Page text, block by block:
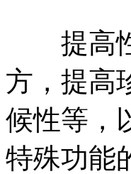
提高性
方，提高
候性等，
特殊功能